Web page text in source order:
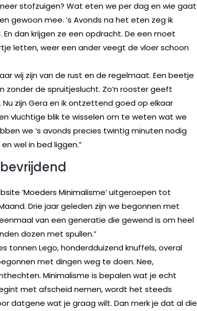
stofzuigen? Wat eten we per dag en wie gaat
gewoon mee. ’s Avonds na het eten zeg ik
dan krijgen ze een opdracht. De een moet
letten, weer een ander veegt de vloer schoon
wij zijn van de rust en de regelmaat. Een beetje
zonder de spruitjeslucht. Zo’n rooster geeft
zijn Gera en ik ontzettend goed op elkaar
vluchtige blik te wisselen om te weten wat we
we ’s avonds precies twintig minuten nodig
wel in bed liggen.”
‘Moeders Minimalisme’ uitgeroepen tot
Drie jaar geleden zijn we begonnen met
van een generatie die gewend is om heel
dozen met spullen.”
tonnen Lego, honderdduizend knuffels, overal
met dingen weg te doen. Nee,
Minimalisme is bepalen wat je echt
met afscheid nemen, wordt het steeds
datgene wat je graag wilt. Dan merk je dat al die